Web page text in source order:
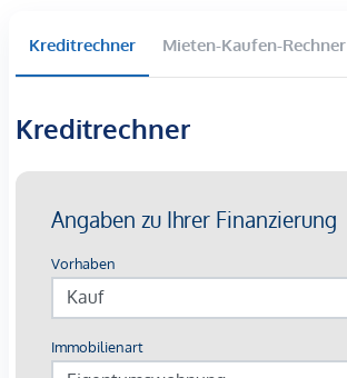
Kreditrechner Mieten-Kaufen-Rechner
Kreditrechner